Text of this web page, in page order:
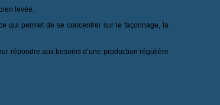
levée.
qui permet de se concentrer sur le façonnage, la
répondre aux besoins d’une production régulière